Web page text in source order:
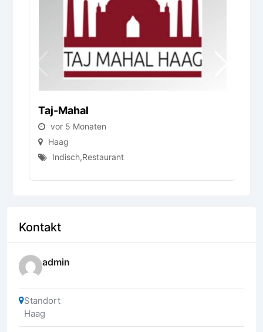
Taj-Mahal
vor 5 Monaten
Haag
Indisch,Restaurant
Kontakt
admin
Standort
Haag